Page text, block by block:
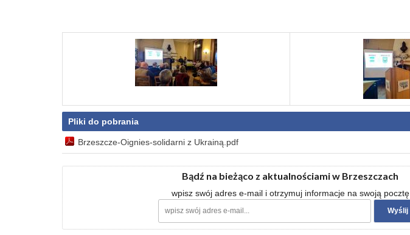
Pliki do pobrania
Brzeszcze-Oignies-solidarni z Ukrainą.pdf
Bądź na bieżąco z aktualnościami w Brzeszczach
wpisz swój adres e-mail i otrzymuj informacje na swoją pocztę